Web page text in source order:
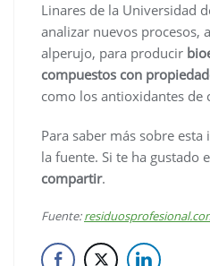
Linares de la Universidad
analizar nuevos procesos,
alperujo, para producir
compuestos con
como los antioxidantes de
Para saber más sobre
la fuente. Si te ha gustado
compartir.
Fuente: